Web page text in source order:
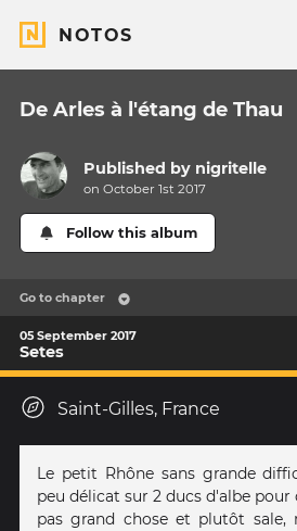
NOTOS
De Arles à l'étang de Thau
Published by nigritelle
on October 1st 2017
Follow this album
Go to chapter
05 September 2017
Setes
Saint-Gilles, France
Le petit Rhône sans grande
peu délicat sur 2 ducs d'albe pour
pas grand chose et plutôt sale,